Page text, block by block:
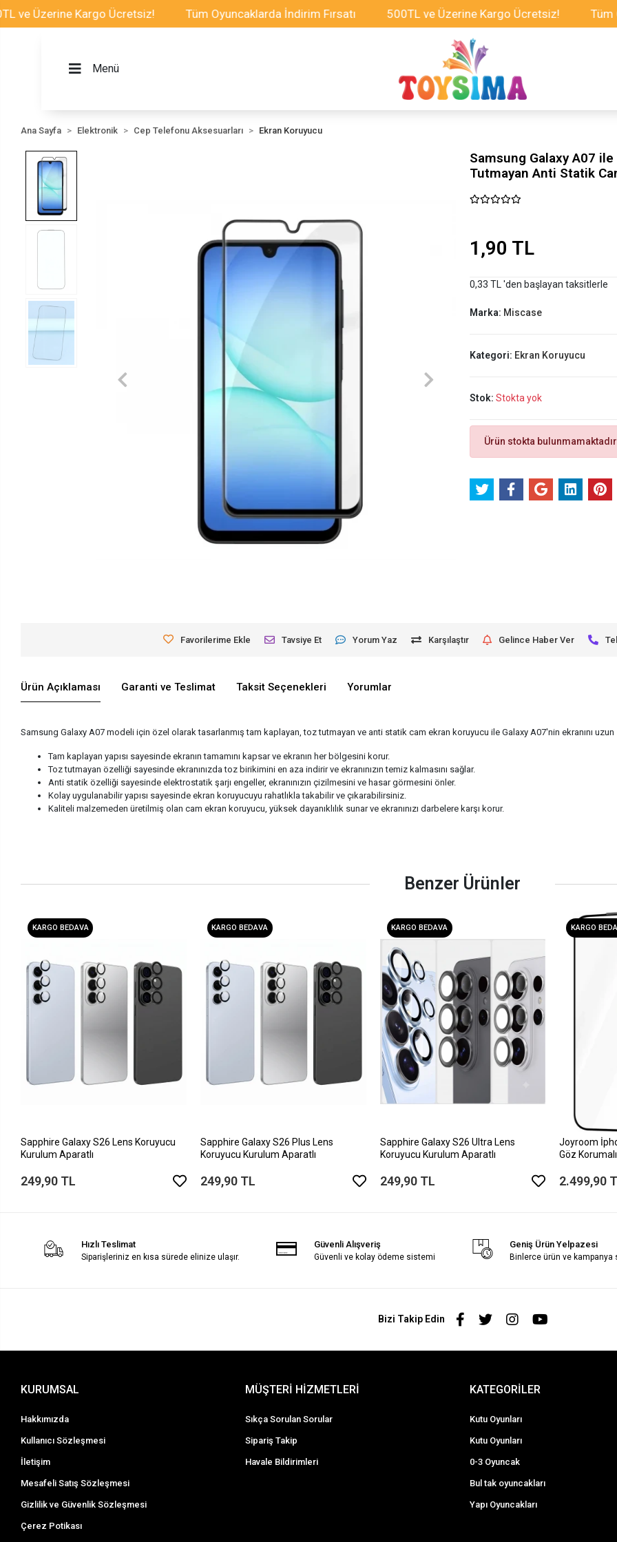
Üzerine Kargo Ücretsiz! Tüm Oyuncaklarda İndirim Fırsatı 500TL ve Üzerine Kargo Ücretsiz! Tüm
Menü
Ana Sayfa Elektronik Cep Telefonu Aksesuarları Ekran Koruyucu
Samsung Galaxy A07
Tutmayan Anti Statik
1,90 TL
0,33 TL 'den başlayan taksitlerle
Marka: Miscase
Kategori: Ekran Koruyucu
Stok: Stokta yok
Ürün stokta
Favorilerime Ekle Tavsiye Et Yorum Yaz Karşılaştır Gelince Haber Ver
Ürün Açıklaması Garanti ve Teslimat Taksit Seçenekleri Yorumlar
Samsung Galaxy A07 modeli için özel olarak tasarlanmış tam kaplayan, toz tutmayan ve anti statik cam ekran koruyucu ile Galaxy A07'nin ekranını
Tam kaplayan yapısı sayesinde ekranın tamamını kapsar ve ekranın her bölgesini korur.
Toz tutmayan özelliği sayesinde ekranınızda toz birikimini en aza indirir ve ekranınızın temiz kalmasını sağlar.
Anti statik özelliği sayesinde elektrostatik şarjı engeller, ekranınızın çizilmesini ve hasar görmesini önler.
Kolay uygulanabilir yapısı sayesinde ekran koruyucuyu rahatlıkla takabilir ve çıkarabilirsiniz.
Kaliteli malzemeden üretilmiş olan cam ekran koruyucu, yüksek dayanıklılık sunar ve ekranınızı darbelere karşı korur.
Benzer Ürünler
KARGO BEDAVA
Sapphire Galaxy S26 Lens Koruyucu
Kurulum Aparatlı
249,90 TL
KARGO BEDAVA
Sapphire Galaxy S26 Plus Lens
Koruyucu Kurulum Aparatlı
249,90 TL
KARGO BEDAVA
Sapphire Galaxy S26 Ultra Lens
Koruyucu Kurulum Aparatlı
249,90 TL
KARGO
Joyroom
Göz
2.499,90
Hızlı Teslimat
Siparişleriniz en kısa sürede elinize ulaşır.
Güvenli Alışveriş
Güvenli ve kolay ödeme sistemi
Geniş Ürün Yelpazesi
Binlerce ürün ve kampanya
Bizi Takip Edin
KURUMSAL
Hakkımızda
Kullanıcı Sözleşmesi
İletişim
Mesafeli Satış Sözleşmesi
Gizlilik ve Güvenlik Sözleşmesi
Çerez Potikası
MÜŞTERİ HİZMETLERİ
Sıkça Sorulan Sorular
Sipariş Takip
Havale Bildirimleri
KATEGORİLER
Kutu Oyunları
Kutu Oyunları
0-3 Oyuncak
Bul tak oyuncakları
Yapı Oyuncakları